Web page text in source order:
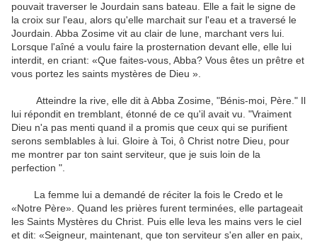
pouvait traverser le Jourdain sans bateau Elle a fait le signe de
la croix sur l'eau alors qu'elle marchait sur ​​l'eau et a traversé le
Jourdain Abba Zosime vit au clair de lune , marchant vers lui
Lorsque l'aîné a voulu faire la prosternation devant elle, elle lui
interdit , en criant: «Que faites-vous, Abba? Vous êtes un prêtre et
vous portez les saints mystères de Dieu »
Atteindre la rive , elle dit à Abba Zosime "Bénis-moi, Père ." Il
lui répondit en tremblant étonné de ce qu'il avait vu "Vraiment
Dieu n'a pas menti quand il a promis que ceux qui se purifient
serons semblables à lui Gloire à Toi , ô Christ notre Dieu
pour
me montrer par ton saint serviteur, que je suis loin de la
perfection "
La femme lui a demandé de réciter la fois le Credo et le
«Notre Père». Quand les prières furent terminées, elle partageait
les Saints Mystères du Christ Puis elle leva les mains vers le ciel
et dit: «Seigneur, maintenant, que ton serviteur s'en aller en paix